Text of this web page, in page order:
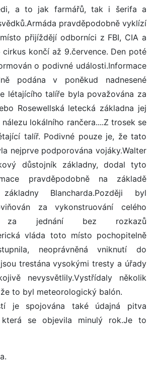
a to jak farmářů, tak i šerifa a
pravděpodobně vyklízí
přijíždějí odborníci z FBI, CIA a
cirkus končí až 9.července. Den poté
o podivné události.Informace
podána v poněkud nadnesené
létajícího talíře byla považována za
Rosewellská letecká základna jej
lokálního rančera....Z trosek se
talíř. Podivné pouze je, že tato
nejprve podporována vojáky.Walter
důstojník základny, dodal tyto
pravděpodobně na základě
Blancharda.Později byl
za vykonstruování celého
jednání bez rozkazů
vláda toto místo pochopitelně
neoprávněná vniknutí do
trestána vysokými tresty a úřady
nevysvětlily.Vystřídaly několik
to byl meteorologický balón.
je spojována také údajná pitva
která se objevila minulý rok.Je to